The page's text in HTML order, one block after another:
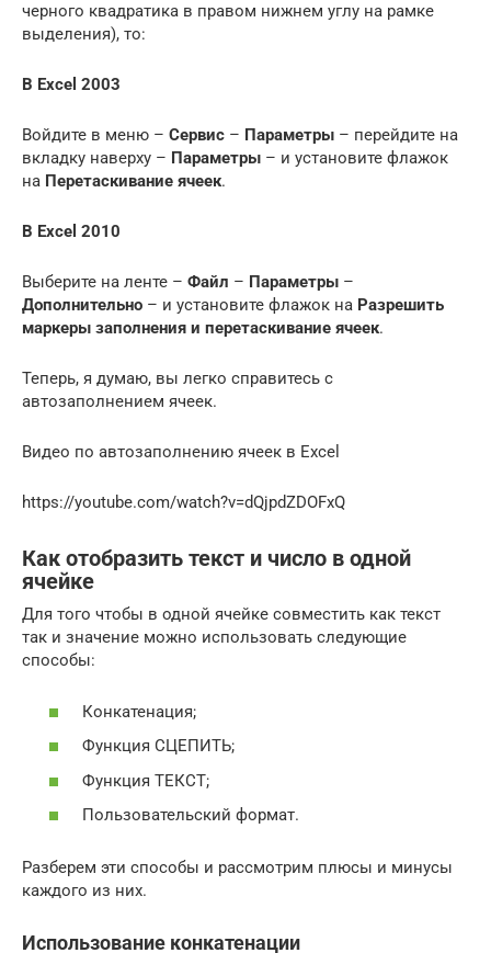
черного квадратика в правом нижнем углу на рамке
выделения), то:
В Excel 2003
Войдите в меню – Сервис – Параметры – перейдите на
вкладку наверху – Параметры – и установите флажок
на Перетаскивание ячеек.
В Excel 2010
Выберите на ленте – Файл – Параметры –
Дополнительно – и установите флажок на Разрешить
маркеры заполнения и перетаскивание ячеек.
Теперь, я думаю, вы легко справитесь с
автозаполнением ячеек.
Видео по автозаполнению ячеек в Excel
https://youtube.com/watch?v=dQjpdZDOFxQ
Как отобразить текст и число в одной
ячейке
Для того чтобы в одной ячейке совместить как текст
так и значение можно использовать следующие
способы:
Конкатенация;
Функция СЦЕПИТЬ;
Функция ТЕКСТ;
Пользовательский формат.
Разберем эти способы и рассмотрим плюсы и минусы
каждого из них.
Использование конкатенации